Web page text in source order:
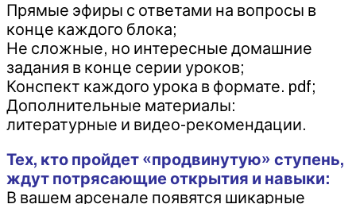
Прямые эфиры с ответами на вопросы в
конце каждого блока;
Не сложные, но интересные домашние
задания в конце серии уроков;
Конспект каждого урока в формате. pdf;
Дополнительные материалы:
литературные и видео-рекомендации.
Тех, кто пройдет «продвинутую» ступень,
ждут потрясающие открытия и навыки:
В вашем арсенале появятся шикарные